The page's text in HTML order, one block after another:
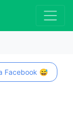
Facebook 😅